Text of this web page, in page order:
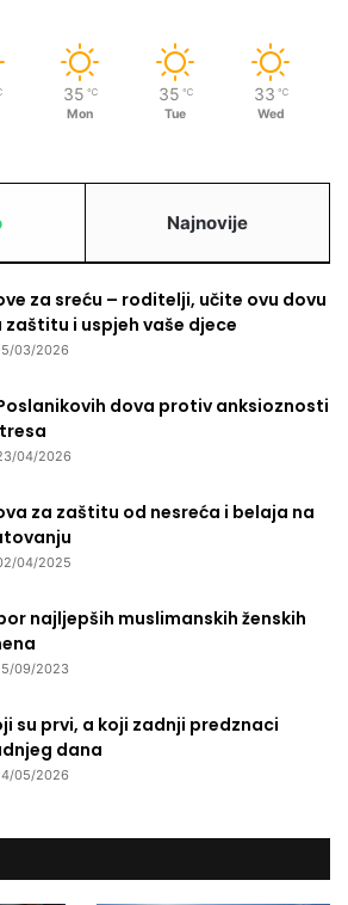
35 ℃
Mon
35 ℃
Tue
33 ℃
Wed
Najnovije
za sreću – roditelji, učite ovu dovu
zaštitu i uspjeh vaše djece
03/2026
dova protiv anksioznosti
04/2026
za zaštitu od nesreća i belaja na
04/2025
najljepših muslimanskih ženskih
09/2023
su prvi, a koji zadnji predznaci
dana
05/2026